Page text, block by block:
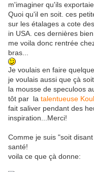
m'imaginer qu'ils
Quoi qu'il en soit. ces
sur les étalages a cote
in USA. ces dernières
me voila donc rentrée
bras...
Je voulais en faire
je voulais aussi que çà
la mousse de speculoos
tôt par la talentueuse
fait saliver pendant des
inspiration...Merci!
Comme je suis "soit
santé!
voila ce que çà donne: